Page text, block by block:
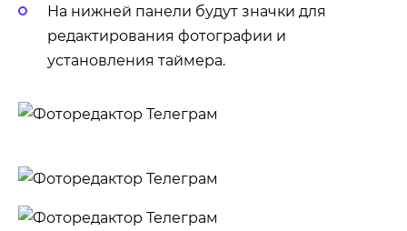
На нижней панели будут значки для
редактирования фотографии и
установления таймера.